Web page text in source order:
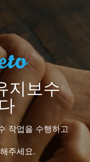
지보수
작업을 수행하고
주세요.